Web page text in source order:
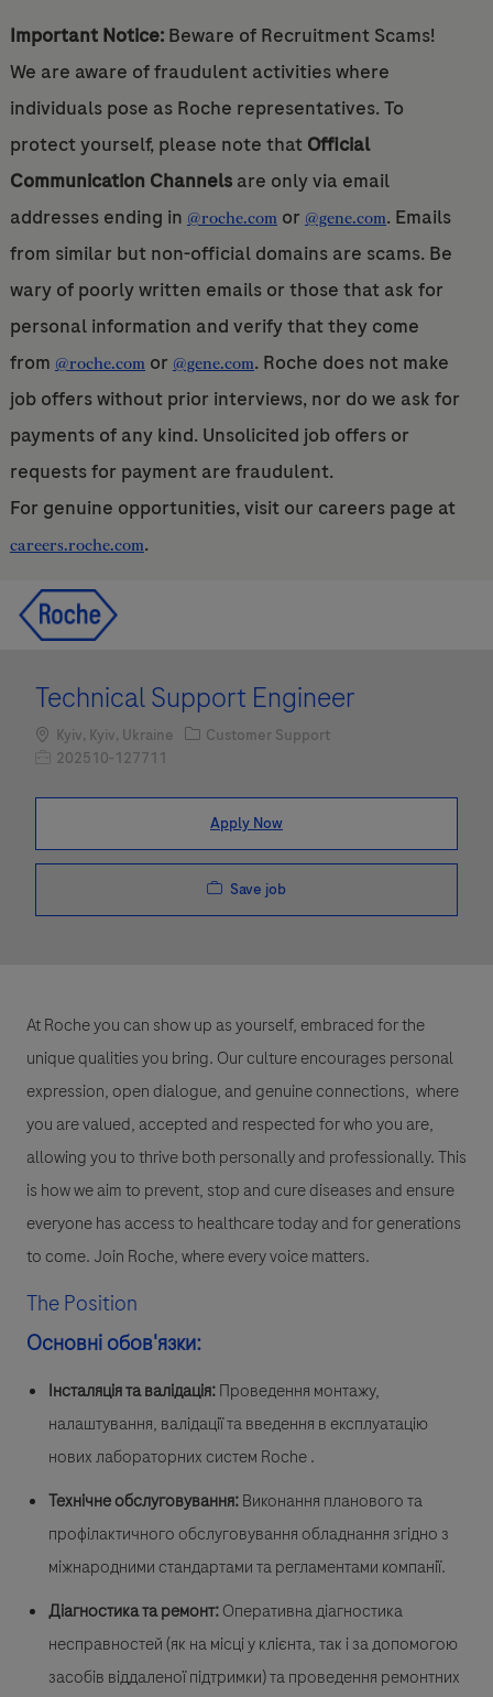
Important Notice:Beware of Recruitment Scams!
We are aware of fraudulent activities where
individuals pose as Roche representatives. To
protect yourself, please note that Official
Communication Channelsare only via email
addresses ending in @roche.comor @gene.com. Emails
from similar but non-official domains are scams. Be
wary of poorly written emails or those that ask for
personal information and verify that they come
from @roche.comor @gene.com. Roche does not make
job offers without prior interviews, nor do we ask for
payments of any kind. Unsolicited job offers or
requests for payment are fraudulent.
For genuine opportunities, visit our careers page at
careers.roche.com.
Technical Support Engineer
Location
Kyiv, Kyiv, Ukraine Category
Customer Support
Job Id202510-127711
Apply Now
Save job
At Roche you can show up as yourself, embraced for the
unique qualities you bring. Our culture encourages personal
expression, open dialogue, and genuine connections, where
you are valued, accepted and respected for who you are,
allowing you to thrive both personally and professionally. This
is how we aim to prevent, stop and cure diseases and ensure
everyone has access to healthcare today and for generations
to come. Join Roche, where every voice matters.
The Position
Основні обов'язки:
Інсталяція та валідація:Проведення монтажу,
налаштування, валідації та введення в експлуатацію
нових лабораторних систем Roche .
Технічне обслуговування:Виконання планового та
профілактичного обслуговування обладнання згідно з
міжнародними стандартами та регламентами компанії.
Діагностика та ремонт:Оперативна діагностика
несправностей (як на місці у клієнта, так і за допомогою
засобів віддаленої підтримки) та проведення ремонтних